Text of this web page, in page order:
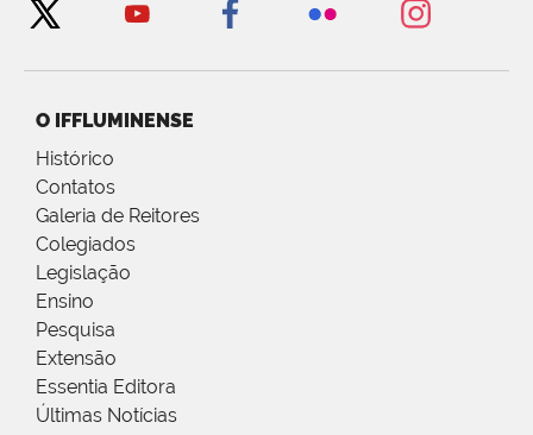
O IFFLUMINENSE
Histórico
Contatos
Galeria de Reitores
Colegiados
Legislação
Ensino
Pesquisa
Extensão
Essentia Editora
Últimas Notícias